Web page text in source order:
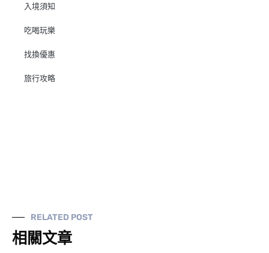
入境須知
吃喝玩樂
找換優惠
旅行攻略
RELATED POST
相關文章